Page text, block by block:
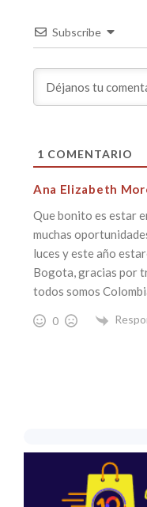
Subscribe
1 COMENTARIO
Ana Elizabeth
Que bonito es estar
muchas
luces y este año
Bogota, gracias por
todos somos
0